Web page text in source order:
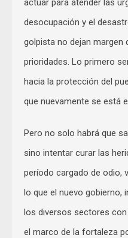
actuar para atender las
desocupación y el
golpista no dejan margen
prioridades. Lo primero
hacia la protección del
que nuevamente se está
Pero no solo habrá que
sino intentar curar las
período cargado de odio,
lo que el nuevo gobierno,
los diversos sectores
el marco de la fortaleza